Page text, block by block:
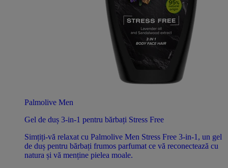
Palmolive Men
Gel de duș 3-in-1 pentru bărbați Stress Free
Simțiți-vă relaxat cu Palmolive Men Stress Free 3-in-1, un gel
de duș pentru bărbați frumos parfumat ce vă reconectează cu
natura și vă menține pielea moale.